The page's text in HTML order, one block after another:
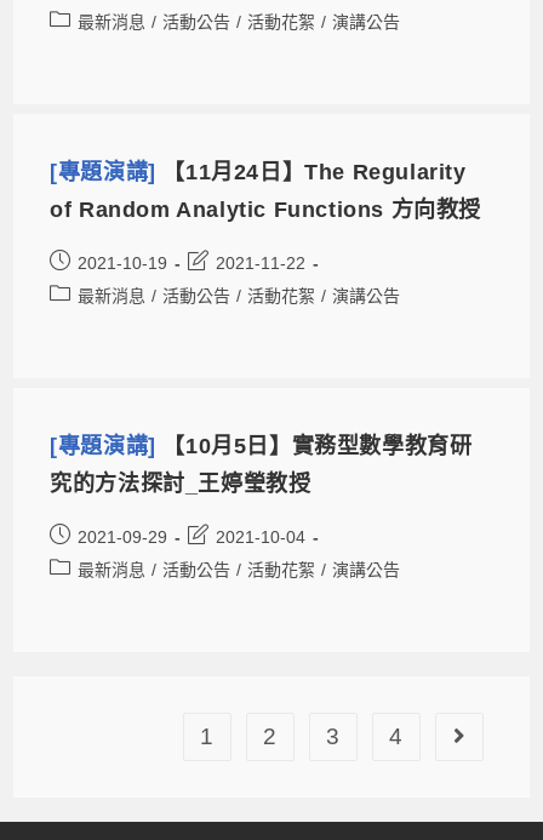
最新消息 / 活動公告 / 活動花絮 / 演講公告
[專題演講]
【11月24日】The Regularity
of Random Analytic Functions 方向教授
2021-10-19
2021-11-22
最新消息 / 活動公告 / 活動花絮 / 演講公告
[專題演講]
【10月5日】實務型數學教育研
究的方法探討_王婷瑩教授
2021-09-29
2021-10-04
最新消息 / 活動公告 / 活動花絮 / 演講公告
1 2 3 4